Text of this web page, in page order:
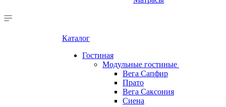
Каталог
Гостиная
Модульные гостиные
Вега Сапфир
Прато
Вега Саксония
Сиена